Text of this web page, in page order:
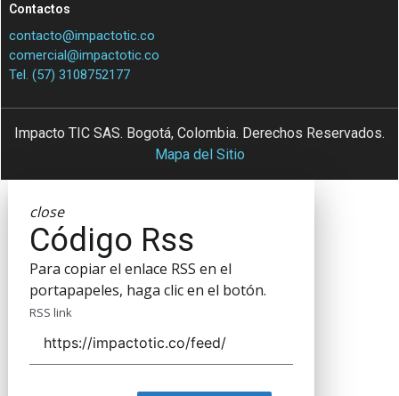
Contactos
contacto@impactotic.co
comercial@impactotic.co
Tel. (57) 3108752177
Impacto TIC SAS. Bogotá, Colombia. Derechos Reservados.
Mapa del Sitio
close
Código Rss
Para copiar el enlace RSS en el
portapapeles, haga clic en el botón.
RSS link